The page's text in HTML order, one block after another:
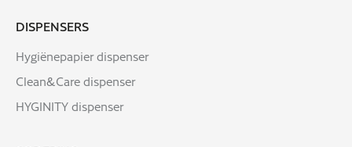
DISPENSERS
Hygiënepapier dispenser
Clean&Care dispenser
HYGINITY dispenser